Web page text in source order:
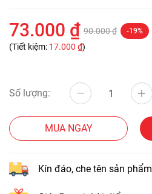
73.000 ₫ 90.000 ₫ -19%
(Tiết kiệm: 17.000 ₫)
Số lượng:
MUA NGAY
Kín đáo, che tên sản phẩm